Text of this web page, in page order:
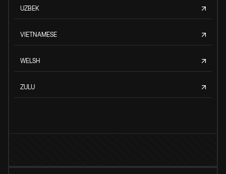
UZBEK
VIETNAMESE
WELSH
ZULU